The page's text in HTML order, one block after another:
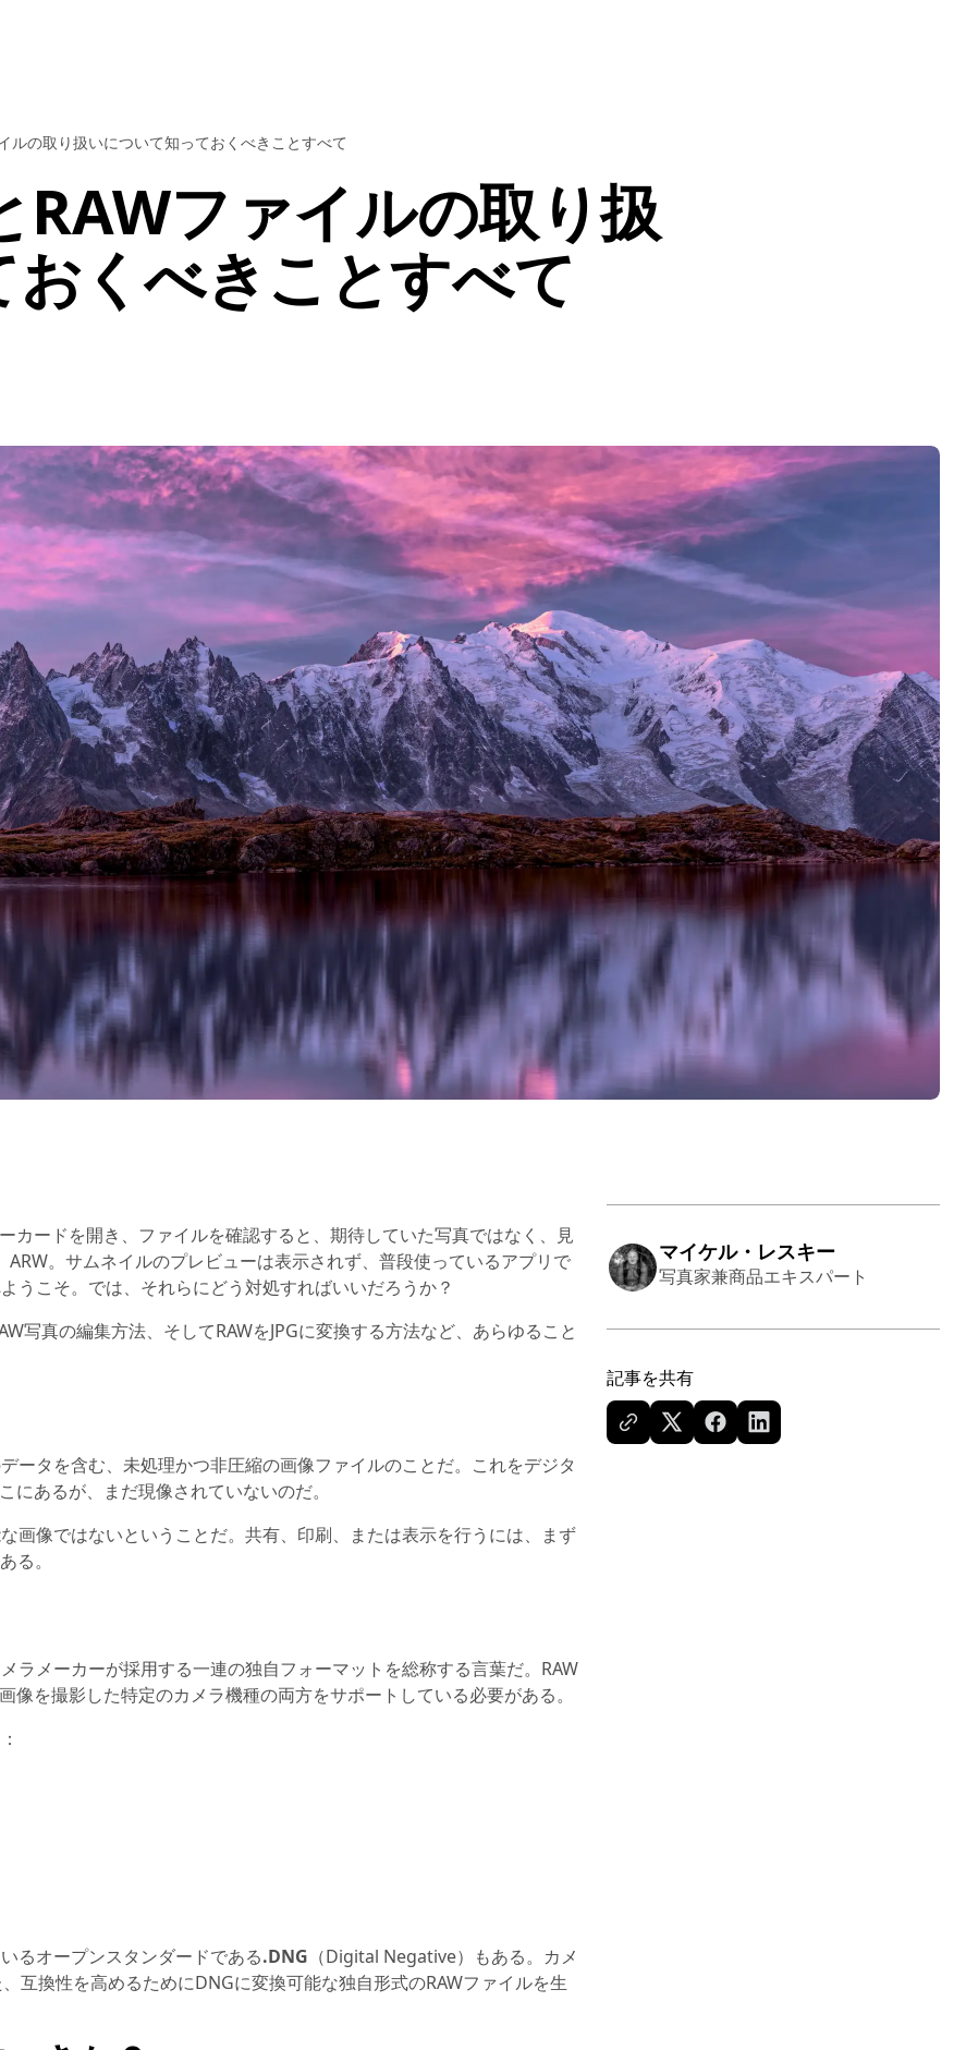
ルの取り扱いについて知っておくべきことすべて
RAWファイルの取り扱
くべきことすべて
ードを開き、ファイルを確認すると、期待していた写真ではなく、見
。サムネイルのプレビューは表示されず、普段使っているアプリで
うこそ。では、それらにどう対処すればいいだろうか？
写真の編集方法、そしてRAWをJPGに変換する方法など、あらゆること
ータを含む、未処理かつ非圧縮の画像ファイルのことだ。これをデジタ
あるが、まだ現像されていないのだ。
画像ではないということだ。共有、印刷、または表示を行うには、まず
る。
ラメーカーが採用する一連の独自フォーマットを総称する言葉だ。RAW
を撮影した特定のカメラ機種の両方をサポートしている必要がある。
るオープンスタンダードである.DNG （Digital Negative）もある。カメ
互換性を高めるためにDNGに変換可能な独自形式のRAWファイルを生
マイケル・レスキー
写真家兼商品エキスパート
記事を共有